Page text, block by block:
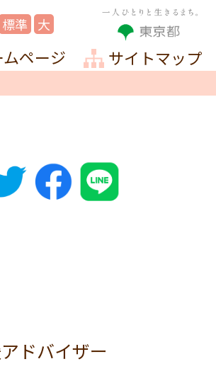
標準 大
ページ サイトマップ
ドバイザー